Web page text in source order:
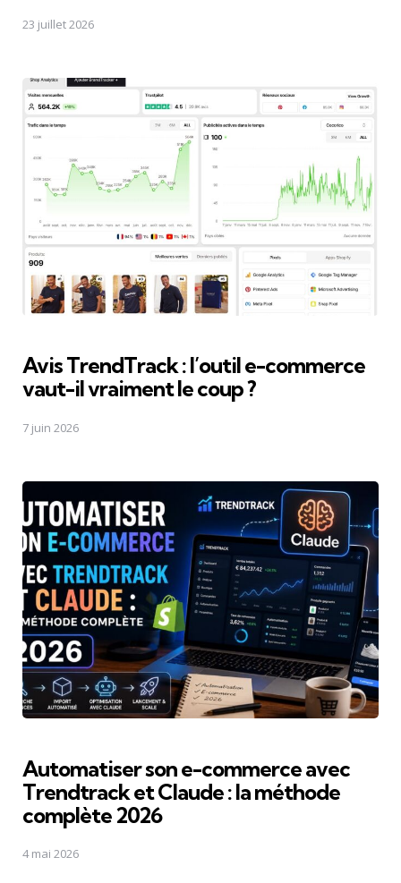
23 juillet 2026
Avis TrendTrack : l’outil e-commerce
vaut-il vraiment le coup ?
7 juin 2026
Automatiser son e-commerce avec
Trendtrack et Claude : la méthode
complète 2026
4 mai 2026